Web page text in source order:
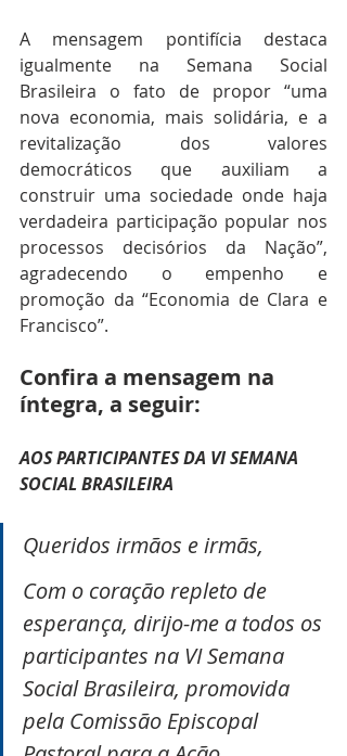
A mensagem pontifícia destaca
igualmente na Semana Social
Brasileira o fato de propor “uma
nova economia, mais solidária, e a
revitalização dos valores
democráticos que auxiliam a
construir uma sociedade onde haja
verdadeira participação popular nos
processos decisórios da Nação”,
agradecendo o empenho e
promoção da “Economia de Clara e
Francisco”.
Confira a mensagem na
íntegra, a seguir:
AOS PARTICIPANTES DA VI SEMANA
SOCIAL BRASILEIRA
Queridos irmãos e irmãs,
Com o coração repleto de
esperança, dirijo-me a todos os
participantes na VI Semana
Social Brasileira, promovida
pela Comissão Episcopal